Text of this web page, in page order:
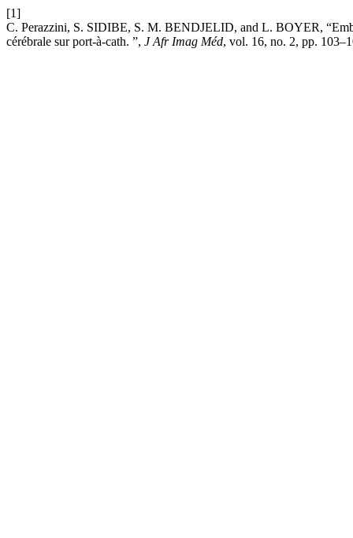
[1]
C. Perazzini, S. SIDIBE, S. M. BENDJELID, and L. BOYER,
cérébrale sur port-à-cath. ”, J Afr Imag Méd, vol. 16, no. 2, pp.